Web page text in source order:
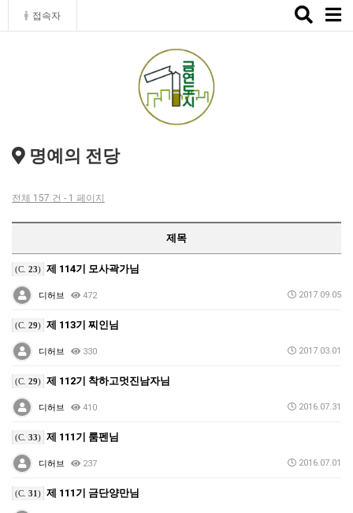
접속자
Toggle
명예의 전당
전체 157 건 - 1 페이지
제목
(C. 23) 제 114기 모사곽가님
디허브 472 2017.09.05
(C. 29) 제 113기 찌인님
디허브 330 2017.03.01
(C. 29) 제 112기 착하고멋진남자님
디허브 410 2016.07.31
(C. 33) 제 111기 룸펜님
디허브 237 2016.07.01
(C. 31) 제 111기 금단양만님